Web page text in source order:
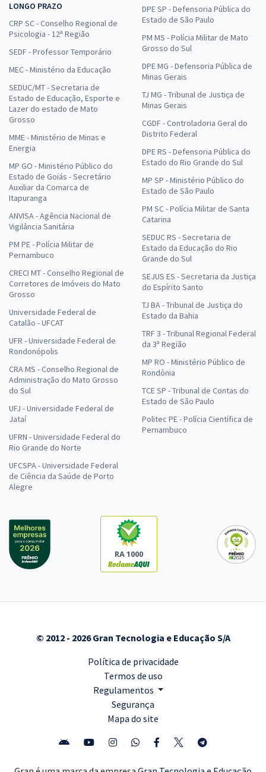
LONGO PRAZO
CRP SC - Conselho Regional de
Psicologia - 12ª Região
SEDF - Professor Temporário
MEC - Ministério da Educação
SEDUC/MT - Secretaria de
Estado de Educação, Esporte e
Lazer do estado de Mato
Grosso
MME - Ministério de Minas e
Energia
MP GO - Ministério Público do
Estado de Goiás - Secretário
Auxiliar da Comarca de
Itapuranga
ANVISA - Agência Nacional de
Vigilância Sanitária
PM PE - Polícia Militar de
Pernambuco
CRECI MT - Conselho Regional de
Corretores de Imóveis do Mato
Grosso
Universidade Federal de
Catalão - UFCAT
UFR - Universidade Federal de
Rondonópolis
CRA MS - Conselho Regional de
Administração do Mato Grosso
do Sul
UFJ - Universidade Federal de
Jataí
UFRN - Universidade Federal do
Rio Grande do Norte
UFCSPA - Universidade Federal
de Ciência da Saúde de Porto
Alegre
DPE SP - Defensoria Pública do
Estado de São Paulo
PM MS - Polícia Militar de Mato
Grosso do Sul
DPE MG - Defensoria Pública de
Minas Gerais
TJ MG - Tribunal de Justiça de
Minas Gerais
CGDF - Controladoria Geral do
Distrito Federal
DPE RS - Defensoria Pública do
Estado do Rio Grande do Sul
MP SP - Ministério Público do
Estado de São Paulo
PM SC - Polícia Militar de Santa
Catarina
SEDUC RS - Secretaria de
Estado da Educação do Rio
Grande do Sul
SEJUS ES - Secretaria da Justiça
do Espírito Santo
TJ BA - Tribunal de Justiça do
Estado da Bahia
TRF 3 - Tribunal Regional Federal
da 3ª Região
MP RO - Ministério Público de
Rondônia
TCE SP - Tribunal de Contas do
Estado de São Paulo
Politec PE - Polícia Científica de
Pernambuco
RA 1000
© 2012 - 2026 Gran Tecnologia e Educação S/A
Política de privacidade
Termos de uso
Regulamentos
Segurança
Mapa do site